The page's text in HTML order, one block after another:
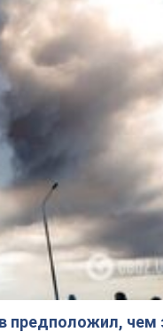
предположил, чем